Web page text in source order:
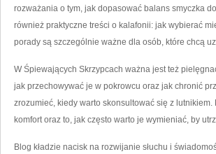
rozważania o tym, jak dopasować balans smyczka
również praktyczne treści o kalafonii: jak wybierać
porady są szczególnie ważne dla osób, które chcą
W Śpiewających Skrzypcach ważna jest też
jak przechowywać je w pokrowcu oraz jak chronić
zrozumieć, kiedy warto skonsultować się z
komfort oraz to, jak często warto je wymieniać, by
Blog kładzie nacisk na rozwijanie słuchu i